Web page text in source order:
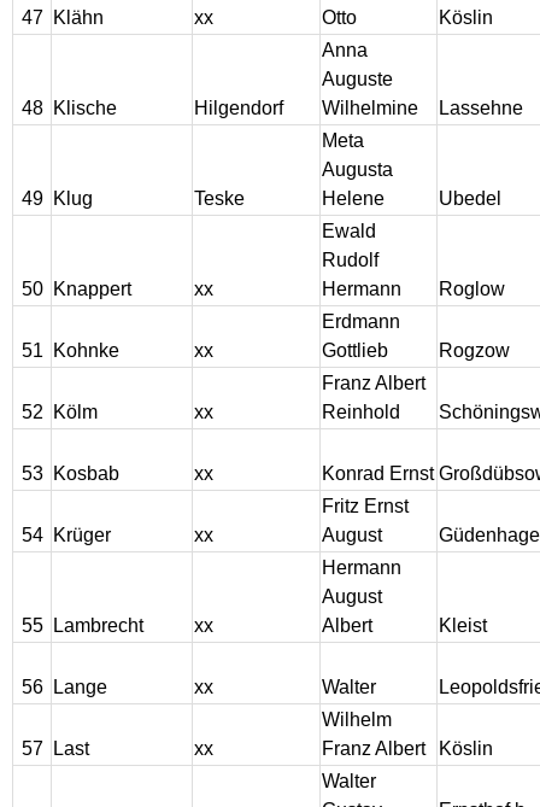
47 Klähn xx
Otto
Köslin
48 Klische Hilgendorf
Anna
Auguste
Wilhelmine
Lassehne
49 Klug Teske
Meta
Augusta
Helene
Ubedel
50 Knappert xx
Ewald
Rudolf
Hermann
Roglow
51 Kohnke xx
Erdmann
Gottlieb
Rogzow
52 Kölm xx
Franz Albert
Reinhold
53 Kosbab xx Konrad Ernst
54 Krüger xx
Fritz Ernst
August
55 Lambrecht xx
Hermann
August
Albert
Kleist
56 Lange xx Walter
57 Last xx
Wilhelm
Franz Albert
Köslin
Walter